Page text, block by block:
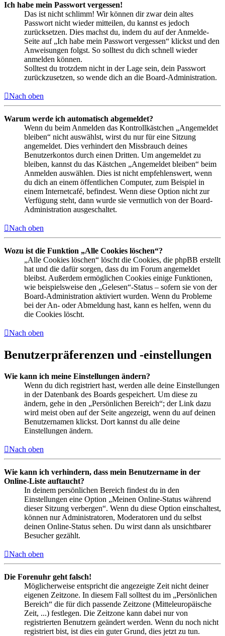
Ich habe mein Passwort vergessen!
Das ist nicht schlimm! Wir können dir zwar dein altes
Passwort nicht wieder mitteilen, du kannst es jedoch
zurücksetzen. Dies machst du, indem du auf der Anmelde-
Seite auf „Ich habe mein Passwort vergessen“ klickst und den
Anweisungen folgst. So solltest du dich schnell wieder
anmelden können.
Solltest du trotzdem nicht in der Lage sein, dein Passwort
zurückzusetzen, so wende dich an die Board-Administration.
Nach oben
Warum werde ich automatisch abgemeldet?
Wenn du beim Anmelden das Kontrollkästchen „Angemeldet
bleiben“ nicht auswählst, wirst du nur für eine Sitzung
angemeldet. Dies verhindert den Missbrauch deines
Benutzerkontos durch einen Dritten. Um angemeldet zu
bleiben, kannst du das Kästchen „Angemeldet bleiben“ beim
Anmelden auswählen. Dies ist nicht empfehlenswert, wenn
du dich an einem öffentlichen Computer, zum Beispiel in
einem Internetcafé, befindest. Wenn diese Option nicht zur
Verfügung steht, dann wurde sie vermutlich von der Board-
Administration ausgeschaltet.
Nach oben
Wozu ist die Funktion „Alle Cookies löschen“?
„Alle Cookies löschen“ löscht die Cookies, die phpBB erstellt
hat und die dafür sorgen, dass du im Forum angemeldet
bleibst. Außerdem ermöglichen Cookies einige Funktionen,
wie beispielsweise den „Gelesen“-Status – sofern sie von der
Board-Administration aktiviert wurden. Wenn du Probleme
bei der An- oder Abmeldung hast, kann es helfen, wenn du
die Cookies löscht.
Nach oben
Benutzerpräferenzen und -einstellungen
Wie kann ich meine Einstellungen ändern?
Wenn du dich registriert hast, werden alle deine Einstellungen
in der Datenbank des Boards gespeichert. Um diese zu
ändern, gehe in den „Persönlichen Bereich“; der Link dazu
wird meist oben auf der Seite angezeigt, wenn du auf deinen
Benutzernamen klickst. Dort kannst du alle deine
Einstellungen ändern.
Nach oben
Wie kann ich verhindern, dass mein Benutzername in der
Online-Liste auftaucht?
In deinem persönlichen Bereich findest du in den
Einstellungen eine Option „Meinen Online-Status während
dieser Sitzung verbergen“. Wenn du diese Option einschaltest,
können nur Administratoren, Moderatoren und du selbst
deinen Online-Status sehen. Du wirst dann als unsichtbarer
Besucher gezählt.
Nach oben
Die Forenuhr geht falsch!
Möglicherweise entspricht die angezeigte Zeit nicht deiner
eigenen Zeitzone. In diesem Fall solltest du im „Persönlichen
Bereich“ die für dich passende Zeitzone (Mitteleuropäische
Zeit, ...) festlegen. Die Zeitzone kann dabei nur von
registrierten Benutzern geändert werden. Wenn du noch nicht
registriert bist, ist dies ein guter Grund, dies jetzt zu tun.